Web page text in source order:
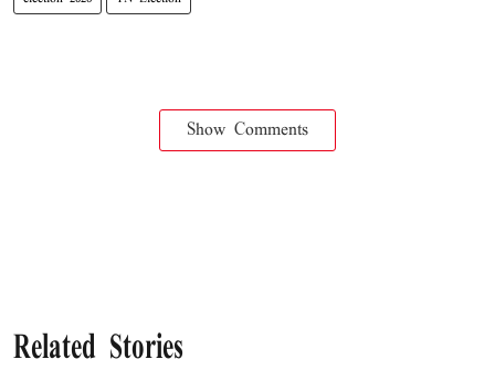
Show Comments
Related Stories